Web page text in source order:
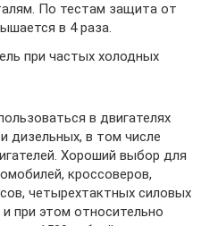
По тестам защита от
в 4 раза.
при частых холодных
в двигателях
дизельных, в том числе
Хороший выбор для
кроссоверов,
четырехтактных силовых
при этом относительно